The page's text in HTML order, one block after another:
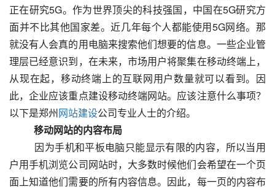
正在研究5G。作为世界顶尖的科技强国，中国在5G研究方
面并不比其他国家差。近几年每个人都能使用5G网络。那
就没有人会真的用电脑来搜索他们想要的信息。一些企业管
理层已经意识到，在未来，市场用户将聚集在移动终端上，
从现在起，移动终端上的互联网用户数量就可以看到。因
此，企业应该重点建设移动终端网站。应该注意什么事项？
以下是郑州网站建设公司专业人士的介绍。
移动网站的内容布局
户用手机浏览公司网站时，大多数时候他们会希望在一个页
面上知道他们需要的所有内容信息。因此，每一页的内容布